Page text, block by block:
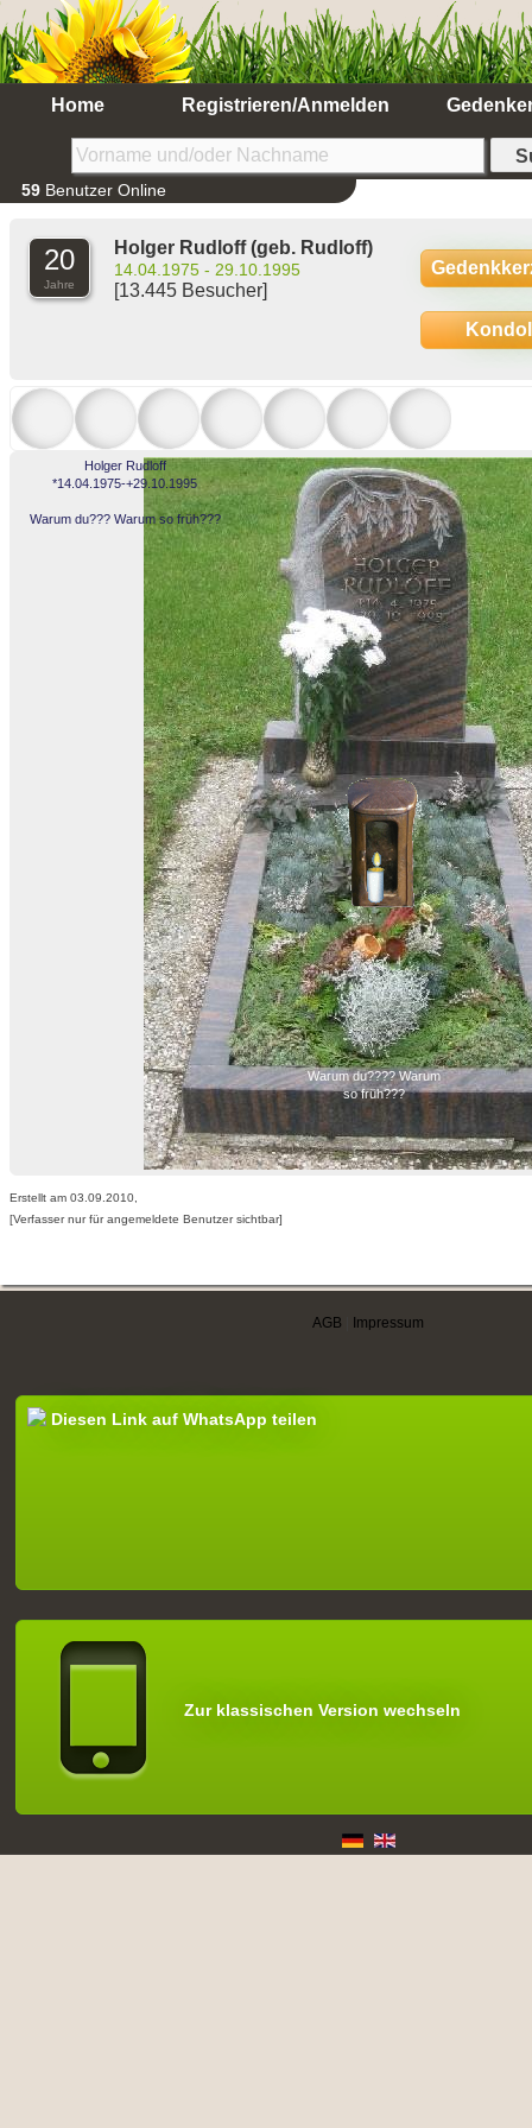
Home Registrieren/Anmelden
59 Benutzer Online
20
Jahre
Holger Rudloff(geb. Rudloff)
14.04.1975 - 29.10.1995
[13.445 Besucher]
Holger Rudloff
*14.04.1975-+29.10.1995
Warum du??? Warum so früh???
Warum du???? Warum
so früh???
Erstellt am 03.09.2010,
[Verfasser nur für angemeldete Benutzer sichtbar]
AGB Impressum
Diesen Link auf WhatsApp teilen
Zur klassischen Version wechseln